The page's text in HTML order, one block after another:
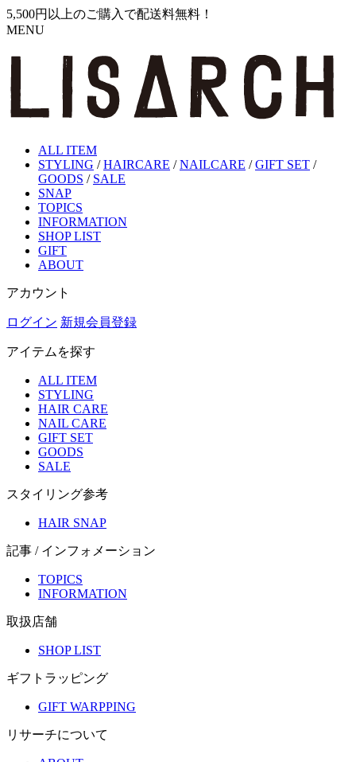
5,500円以上のご購入で配送料無料！
MENU
ALL ITEM
STYLING /HAIRCARE /NAILCARE /GIFT SET /
GOODS / SALE
SNAP
TOPICS
INFORMATION
SHOP LIST
GIFT
ABOUT
アカウント
ログイン 新規会員登録
アイテムを探す
ALL ITEM
STYLING
HAIR CARE
NAIL CARE
GIFT SET
GOODS
SALE
スタイリング参考
HAIR SNAP
記事 / インフォメーション
TOPICS
INFORMATION
取扱店舗
SHOP LIST
ギフトラッピング
GIFT WARPPING
リサーチについて